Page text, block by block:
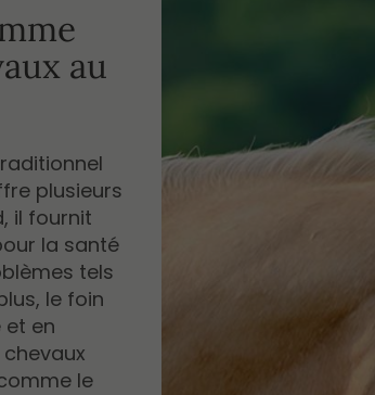
au
plusieurs
il fournit
la santé
tels
le foin
en
le